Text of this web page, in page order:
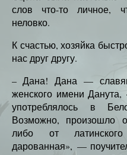
слов что-то личное,
неловко.
К счастью, хозяйка
нас друг другу.
– Дана! Дана —
женского имени
употреблялось в
Возможно, произошло
либо от
дарованная», —